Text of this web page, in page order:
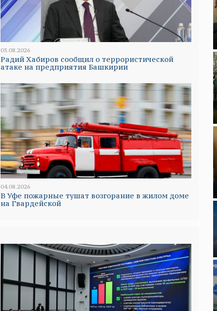
05.08.2026
Радий Хабиров сообщил о террористической
атаке на предприятия Башкирии
04.08.2026
В Уфе пожарные тушат возгорание в жилом доме
на Гвардейской